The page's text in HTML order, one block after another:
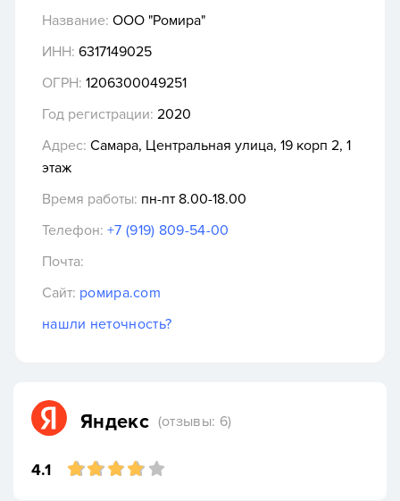
Название: ООО "Ромира"
ИНН: 6317149025
ОГРН: 1206300049251
Год регистрации: 2020
Адрес: Самара, Центральная улица, 19 корп 2, 1
этаж
Время работы: пн-пт 8.00-18.00
Телефон: +7 (919) 809-54-00
Почта:
Сайт: ромира.com
нашли неточность?
Яндекс (отзывы: 6)
4.1